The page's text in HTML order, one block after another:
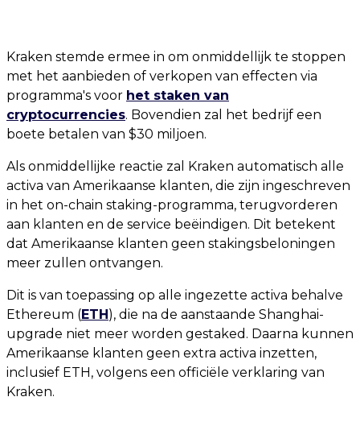
Kraken stemde ermee in om onmiddellijk te stoppen
met het aanbieden of verkopen van effecten via
programma's voor het staken van
cryptocurrencies. Bovendien zal het bedrijf een
boete betalen van $30 miljoen.
Als onmiddellijke reactie zal Kraken automatisch alle
activa van Amerikaanse klanten, die zijn ingeschreven
in het on-chain staking-programma, terugvorderen
aan klanten en de service beëindigen. Dit betekent
dat Amerikaanse klanten geen stakingsbeloningen
meer zullen ontvangen.
Dit is van toepassing op alle ingezette activa behalve
Ethereum (ETH), die na de aanstaande Shanghai-
upgrade niet meer worden gestaked. Daarna kunnen
Amerikaanse klanten geen extra activa inzetten,
inclusief ETH, volgens een officiële verklaring van
Kraken.